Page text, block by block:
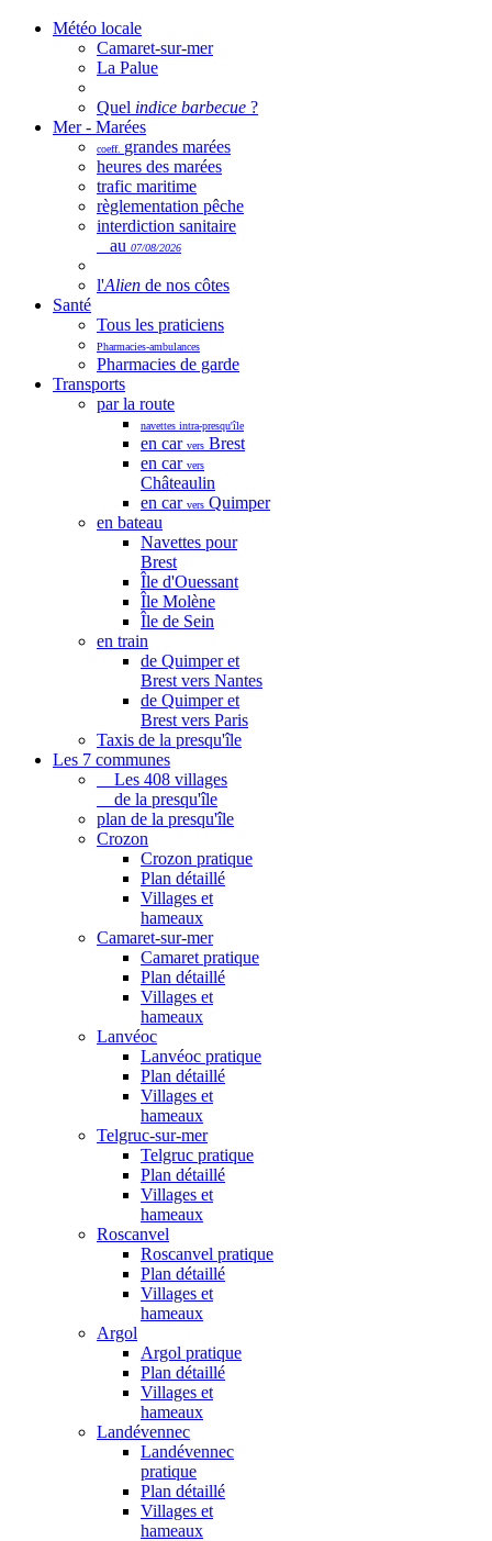
Météo locale
Camaret-sur-mer
La Palue
Quel indice barbecue ?
Mer - Marées
coeff. grandes marées
heures des marées
trafic maritime
règlementation pêche
interdiction sanitaire
au 07/08/2026
l'Alien de nos côtes
Santé
Tous les praticiens
Pharmacies-ambulances
Pharmacies de garde
Transports
par la route
navettes intra-presqu'île
en car vers Brest
en car vers
Châteaulin
en car vers Quimper
en bateau
Navettes pour
Brest
Île d'Ouessant
Île Molène
Île de Sein
en train
de Quimper et
Brest vers Nantes
de Quimper et
Brest vers Paris
Taxis de la presqu'île
Les 7 communes
Les 408 villages
de la presqu'île
plan de la presqu'île
Crozon
Crozon pratique
Plan détaillé
Villages et
hameaux
Camaret-sur-mer
Camaret pratique
Plan détaillé
Villages et
hameaux
Lanvéoc
Lanvéoc pratique
Plan détaillé
Villages et
hameaux
Telgruc-sur-mer
Telgruc pratique
Plan détaillé
Villages et
hameaux
Roscanvel
Roscanvel pratique
Plan détaillé
Villages et
hameaux
Argol
Argol pratique
Plan détaillé
Villages et
hameaux
Landévennec
Landévennec
pratique
Plan détaillé
Villages et
hameaux